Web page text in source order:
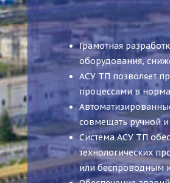
Грамотная
оборудования,
АСУ ТП позволяет
процессами в
совмещать ручной
Система АСУ ТП
технологических
или беспроводным